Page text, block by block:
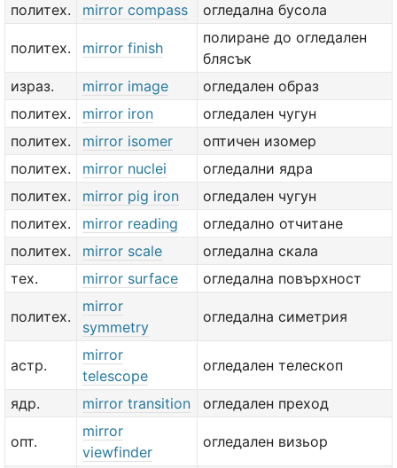
политех.
mirror compass огледална бусола
политех. mirror finish
полиране до огледален
блясък
израз.
mirror image
огледален образ
политех.
mirror iron
огледален чугун
политех.
mirror isomer
оптичен изомер
политех.
mirror nuclei
огледални ядра
политех.
mirror pig iron
огледален чугун
политех.
mirror reading
огледално отчитане
политех.
mirror scale
огледална скала
тех.
mirror surface огледална повърхност
политех.
mirror
symmetry
огледална симетрия
астр.
mirror
telescope
огледален телескоп
ядр. mirror transition огледален преход
опт.
mirror
viewfinder
огледален визьор